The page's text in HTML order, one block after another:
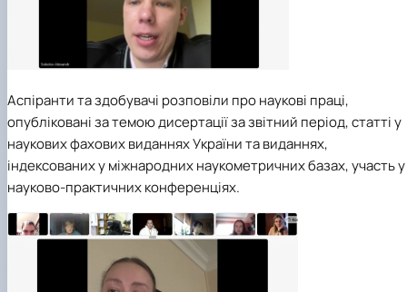
Аспіранти та здобувачі розповіли про наукові праці,
опубліковані за темою дисертації за звітний період, статті у
наукових фахових виданнях України та виданнях,
індексованих у міжнародних наукометричних базах, участь у
науково-практичних конференціях.